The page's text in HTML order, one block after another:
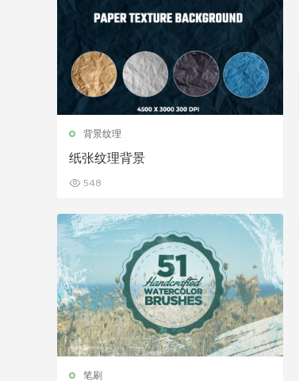
背景纹理
纸张纹理背景
548
笔刷